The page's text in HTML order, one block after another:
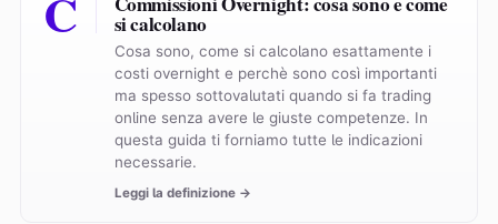
si calcolano
Cosa sono, come si calcolano esattamente i
costi overnight e perchè sono così importanti
ma spesso sottovalutati quando si fa trading
online senza avere le giuste competenze. In
questa guida ti forniamo tutte le indicazioni
necessarie.
Leggi la definizione →